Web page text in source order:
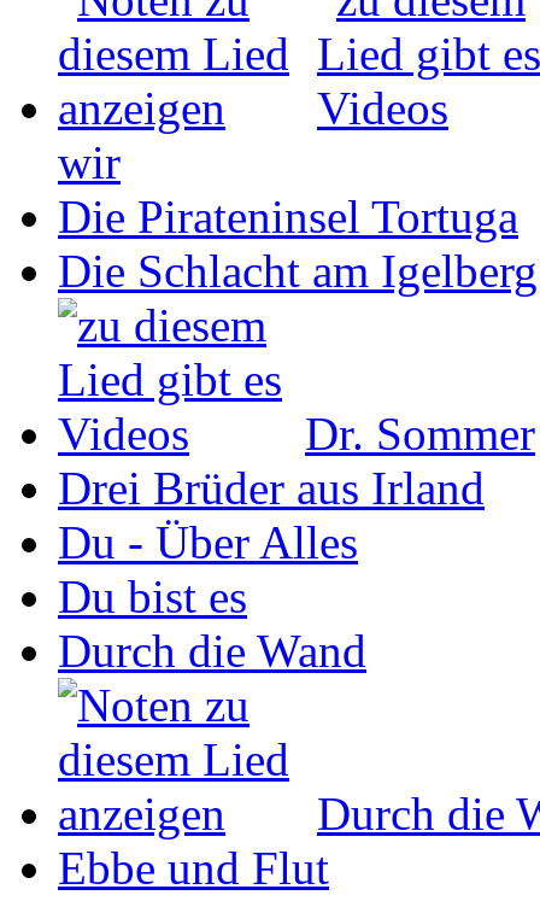
wir
Die Pirateninsel Tortuga
Die Schlacht am Igelberg
Dr. Sommer
Drei Brüder aus Irland
Du - Über Alles
Du bist es
Durch die Wand
Durch die
Ebbe und Flut